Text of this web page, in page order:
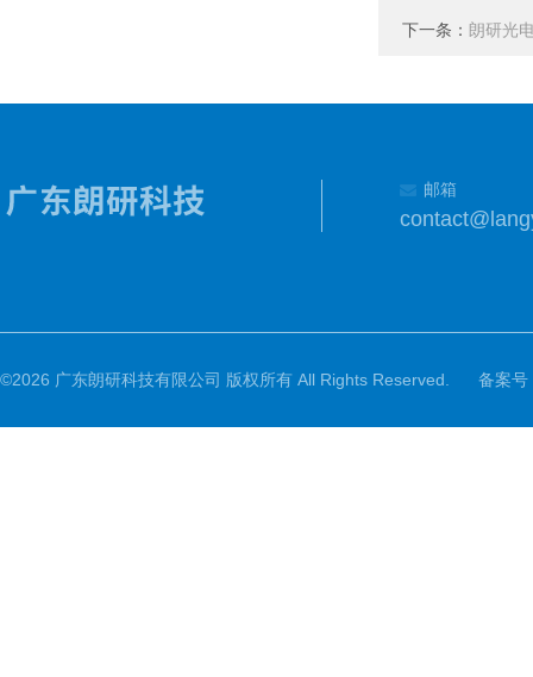
下一条： 朗研光
邮箱
©2026 广东朗研科技有限公司 版权所有 All Rights Reserved. 备案号